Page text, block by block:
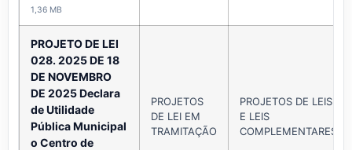
1,36 MB
PROJETO DE LEI
028. 2025 DE 18
DE NOVEMBRO
DE 2025 Declara
de Utilidade
Pública Municipal
o Centro de
PROJETOS
DE LEI EM
TRAMITAÇÃO
PROJETOS DE LEIS
E LEIS
COMPLEMENTARES